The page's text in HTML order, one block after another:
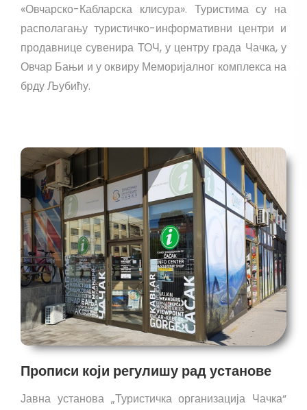
«Овчарско-Кабларска клисура». Туристима су на
располагању туристичко-информативни центри и
продавнице сувенира ТОЧ, у центру града Чачка, у
Овчар Бањи и у оквиру Меморијалног комплекса на
брду Љубићу.
Прописи који регулишу рад установе
Јавна установа „Туристичка организација Чачка“